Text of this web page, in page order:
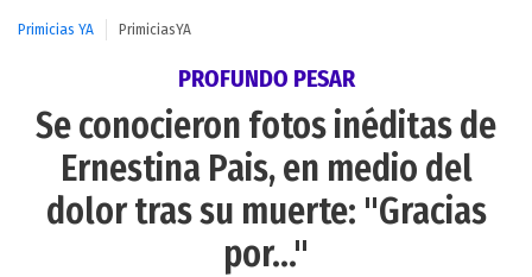
Primicias YA PrimiciasYA
PROFUNDO PESAR
Se conocieron fotos inéditas de
Ernestina Pais, en medio del
dolor tras su muerte: "Gracias
por..."